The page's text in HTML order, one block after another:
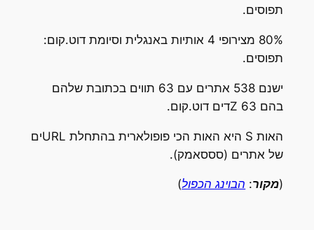
תפוסים.
80% מצירופי 4 אותיות באנגלית וסיומת דוט.קום:
תפוסים.
ישנם 538 אתרים עם 63 תווים בכתובת שלהם
בהם 63 Zדים דוט.קום.
האות S היא האות הכי פופולארית בהתחלת URLים
של אתרים (סססאמק).
(מקור: הבוינג הכפול)